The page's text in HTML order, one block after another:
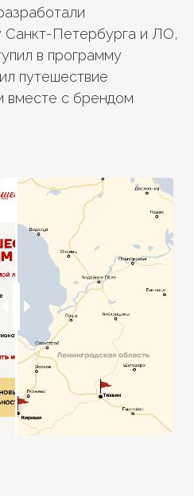
Санкт-Петербурга и ЛО,
в программу
путешествие
вместе с брендом